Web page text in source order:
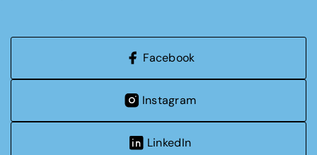
Facebook
Instagram
LinkedIn